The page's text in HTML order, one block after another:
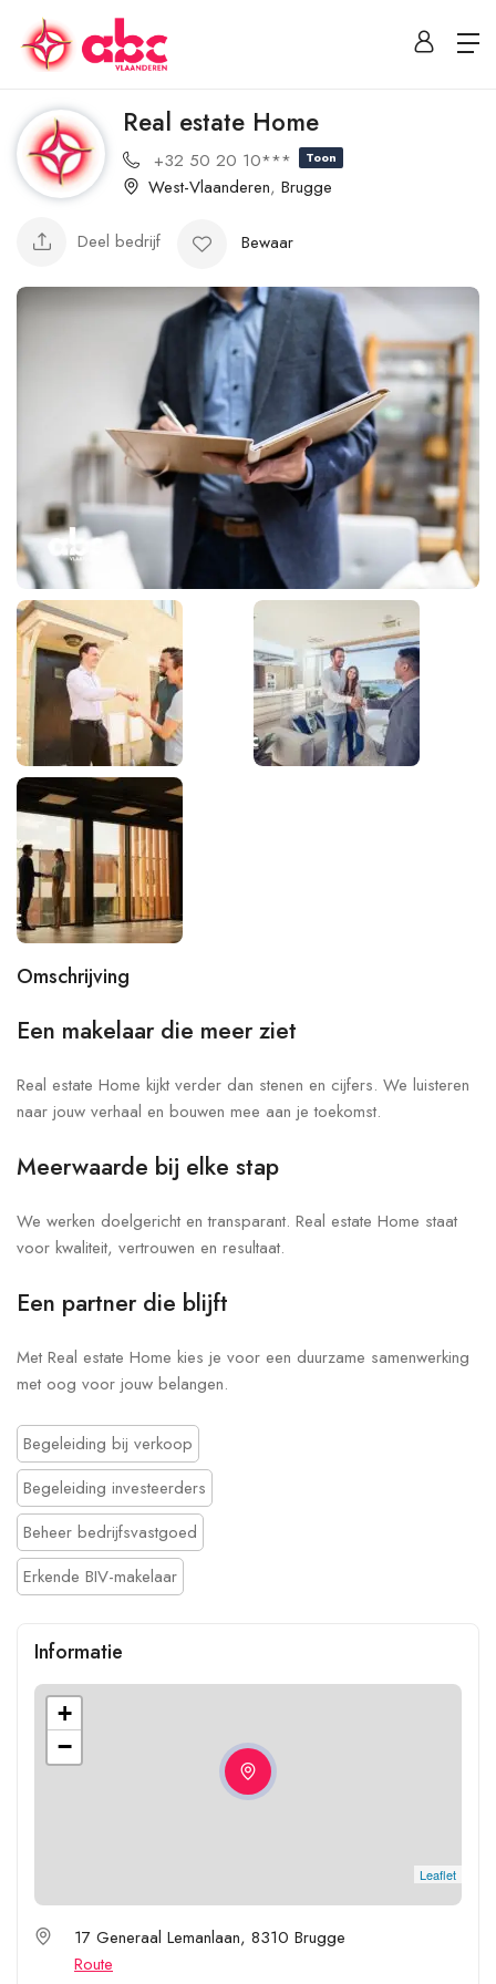
Real estate Home
+32 50 20 10*** Toon
West-Vlaanderen, Brugge
Deel bedrijf Bewaar
Omschrijving
Een makelaar die meer ziet
Real estate Home kijkt verder dan stenen en cijfers. We luisteren
naar jouw verhaal en bouwen mee aan je toekomst.
Meerwaarde bij elke stap
We werken doelgericht en transparant. Real estate Home staat
voor kwaliteit, vertrouwen en resultaat.
Een partner die blijft
Met Real estate Home kies je voor een duurzame samenwerking
met oog voor jouw belangen.
Begeleiding bij verkoop
Begeleiding investeerders
Beheer bedrijfsvastgoed
Erkende BIV-makelaar
Informatie
+
−
Leaflet
17 Generaal Lemanlaan, 8310 Brugge
Route